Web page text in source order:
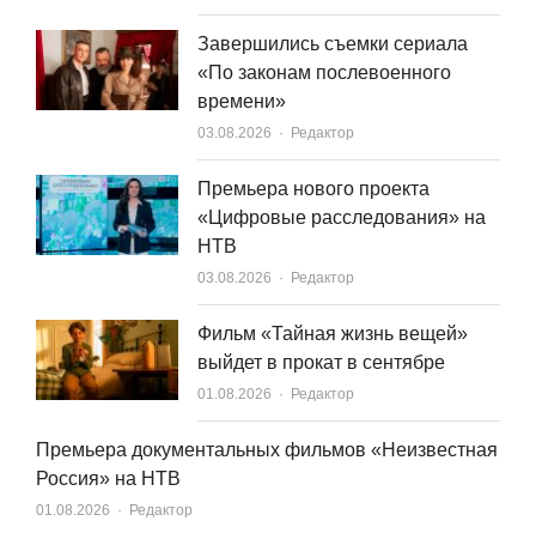
Завершились съемки сериала
«По законам послевоенного
времени»
03.08.2026 Author
Редактор
Премьера нового проекта
«Цифровые расследования» на
НТВ
03.08.2026 Author
Редактор
Фильм «Тайная жизнь вещей»
выйдет в прокат в сентябре
01.08.2026 Author
Редактор
Премьера документальных фильмов «Неизвестная
Россия» на НТВ
01.08.2026 Author
Редактор